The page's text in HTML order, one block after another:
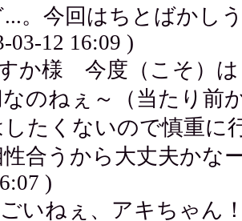
...。今回はちとばかし
03-12 16:09 )
か様 今度（こそ）は
のねぇ～（当たり前
したくないので慎重に
合うから大丈夫かな
)
いねぇ、アキちゃん